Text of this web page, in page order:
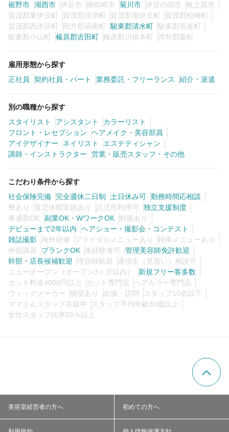
裾野市 湖西市 伊豆市 御前崎市 菊川市 伊豆の国市
牧之原市
賀茂郡東伊豆町
賀茂郡河津町 賀茂郡南伊豆町
賀茂郡松崎町
賀茂郡西伊豆町
田方郡函南町 駿東郡清水町 駿東郡長泉町
駿東郡小山町
榛原郡吉田町 榛原郡川根本町 周智郡森町
雇用形態から探す
正社員
契約社員・パート 業務委託・フリーランス 紹介・派遣
別の職種から探す
スタイリスト
アシスタント
カラーリスト
フロント・レセプション
ヘアメイク・美容部員
アイデザイナー
ネイリスト
エステティシャン
講師・インストラクター
営業・販売スタッフ・その他
こだわり条件から探す
社会保険完備
完全週休二日制 土日休み可 勤務時間応相談
寮あり
育児休暇実績あり 託児所利用可
独立支援制度
車通勤OK
副業OK・WワークOK 制服あり
デビューまで2年以内
ヘアショー・撮影会・コンテスト
雑誌撮影 海外研修 ブライダルメニューあり
特殊メニューあり
外部講習
ブランクOK 未経験者可
管理美容師免許歓迎
幹部・店長候補歓迎
理容師歓迎
通信生（見習い）相談可
ニューオープン（オープン3ヶ月以内）
新規フリー客多数
カット料金4000円以上
カット専門店
ヘアカラー専門店
ウィッグメーカー
個室あり 出張・訪問
スタッフ10名以下
ママさんスタッフ在籍中
スタッフ平均年齢30歳以上
女性スタッフ比率50％以上
美容室経営者の方へ 初めての方へ